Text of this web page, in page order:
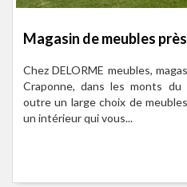
Magasin de meubles
Chez DELORME meubles,
Craponne, dans les monts du
outre un large choix de
un intérieur qui vous...